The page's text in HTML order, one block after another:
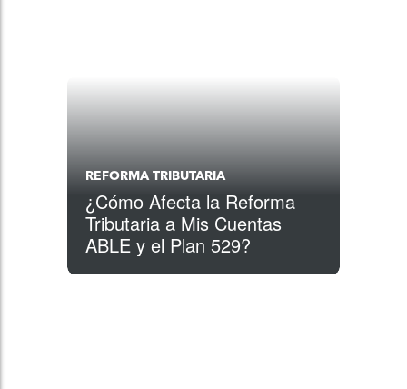
REFORMA TRIBUTARIA
¿Cómo Afecta la Reforma
Tributaria a Mis Cuentas
ABLE y el Plan 529?